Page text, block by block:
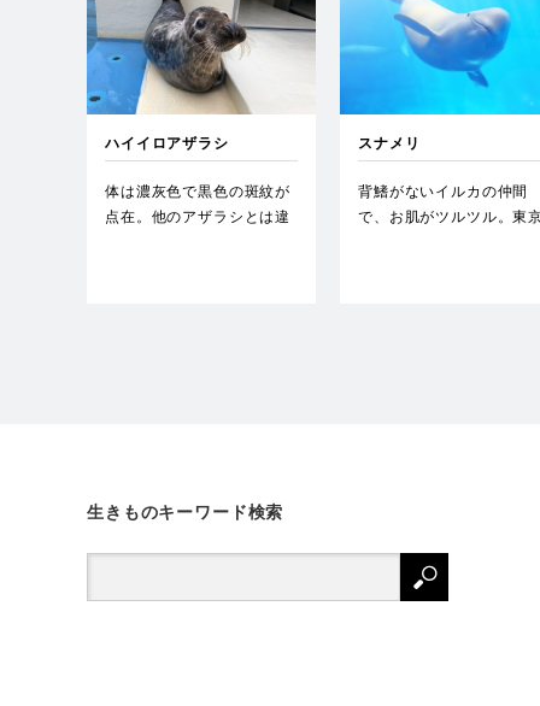
ハイイロアザラシ
体は濃灰色で黒色の斑紋が
点在。他のアザラシとは違
スナメリ
背鰭がないイルカの仲間
で、お肌がツルツル。東
生きものキーワード検索